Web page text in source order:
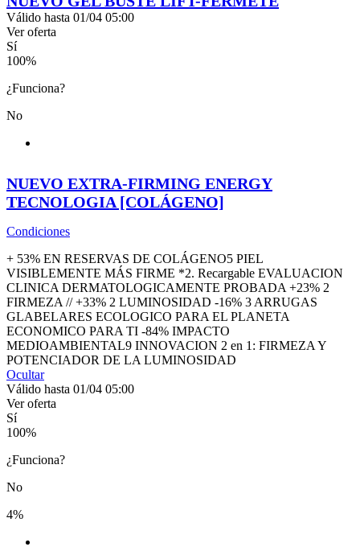
Válido hasta 01/04 05:00
Ver oferta
Sí
100%
¿Funciona?
No
NUEVO EXTRA-FIRMING ENERGY
TECNOLOGIA [COLÁGENO]
Condiciones
+ 53% EN RESERVAS DE COLÁGENO5 PIEL
VISIBLEMENTE MÁS FIRME *2. Recargable EVALUACION
CLINICA DERMATOLOGICAMENTE PROBADA +23% 2
FIRMEZA // +33% 2 LUMINOSIDAD -16% 3 ARRUGAS
GLABELARES ECOLOGICO PARA EL PLANETA
ECONOMICO PARA TI -84% IMPACTO
MEDIOAMBIENTAL9 INNOVACION 2 en 1: FIRMEZA Y
POTENCIADOR DE LA LUMINOSIDAD
Ocultar
Válido hasta 01/04 05:00
Ver oferta
Sí
100%
¿Funciona?
No
4%